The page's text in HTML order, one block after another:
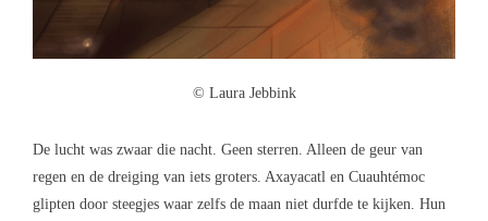
© Laura Jebbink
De lucht was zwaar die nacht. Geen sterren. Alleen de geur van
regen en de dreiging van iets groters. Axayacatl en Cuauhtémoc
glipten door steegjes waar zelfs de maan niet durfde te kijken. Hun